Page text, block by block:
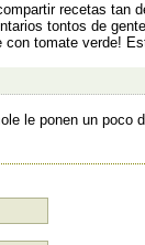
recetas tan
tontos de
con tomate verde!
le ponen un poco